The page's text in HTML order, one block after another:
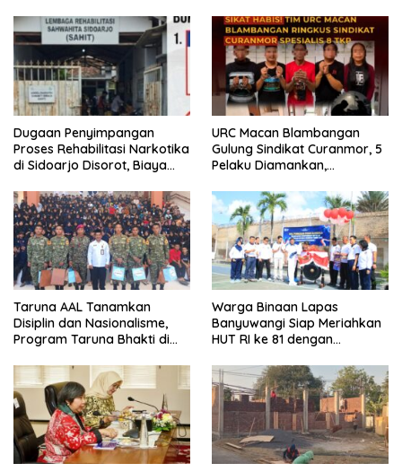
Dugaan Penyimpangan
Proses Rehabilitasi Narkotika
di Sidoarjo Disorot, Biaya
Rekening Pribadi
URC Macan Blambangan
Gulung Sindikat Curanmor, 5
Pelaku Diamankan,
Banyuwangi
Taruna AAL Tanamkan
Disiplin dan Nasionalisme,
Program Taruna Bhakti di
Warga Binaan Lapas
Banyuwangi Siap Meriahkan
HUT RI ke 81 dengan